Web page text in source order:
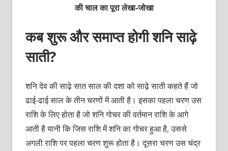
की चाल का पूरा लेखा-जोखा
कब शुरू और समाप्त होगी शनि साढ़े
साती?
शनि देव की साढ़े सात साल की दशा को साढ़े साती कहते हैं जो
ढाई-ढाई साल के तीन चरणों में आती है। इसका पहला चरण उस
राशि के लिए होता है जो शनि गोचर की वर्तमान राशि के आगे
आती है यानी कि जिस राशि में शनि का गोचर हुआ है, उससे
अगली राशि पर पहला चरण शुरू होता है। दूसरा चरण उस चंद्र